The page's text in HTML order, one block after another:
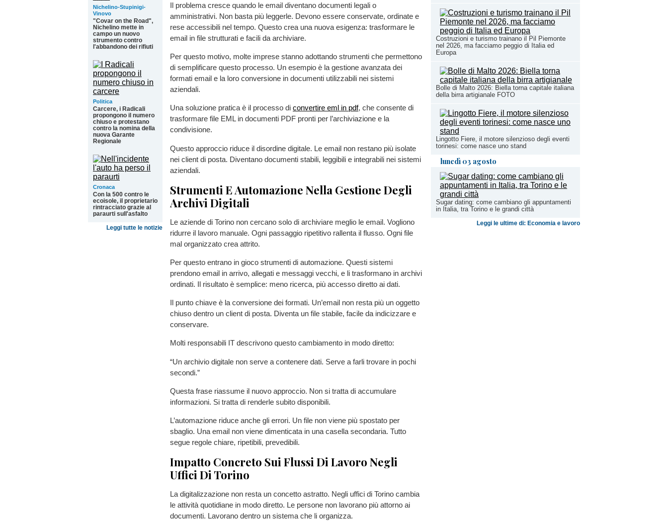
Costruzioni e turismo trainano il Pil Piemonte
nel 2026, ma facciamo peggio di Italia ed
Europa
Bolle di Malto 2026: Biella torna capitale italiana
della birra artigianale FOTO
Lingotto Fiere, il motore silenzioso degli eventi
torinesi: come nasce uno stand
lunedì 03 agosto
Sugar dating: come cambiano gli appuntamenti
in Italia, tra Torino e le grandi città
Leggi le ultime di: Economia e lavoro
Nichelino-Stupinigi-
Vinovo
"Covar on the Road",
Nichelino mette in
campo un nuovo
strumento contro
l'abbandono dei rifiuti
Politica
Carcere, i Radicali
propongono il numero
chiuso e protestano
contro la nomina della
nuova Garante
Regionale
Cronaca
Con la 500 contro le
ecoisole, il proprietario
rintracciato grazie al
paraurti sull'asfalto
Leggi tutte le notizie
Il problema cresce quando le email diventano documenti legali o
amministrativi. Non basta più leggerle. Devono essere conservate, ordinate e
rese accessibili nel tempo. Questo crea una nuova esigenza: trasformare le
email in file strutturati e facili da archiviare.
Per questo motivo, molte imprese stanno adottando strumenti che permettono
di semplificare questo processo. Un esempio è la gestione avanzata dei
formati email e la loro conversione in documenti utilizzabili nei sistemi
aziendali.
Una soluzione pratica è il processo di convertire eml in pdf, che consente di
trasformare file EML in documenti PDF pronti per l’archiviazione e la
condivisione.
Questo approccio riduce il disordine digitale. Le email non restano più isolate
nei client di posta. Diventano documenti stabili, leggibili e integrabili nei sistemi
aziendali.
Strumenti E Automazione Nella Gestione Degli
Archivi Digitali
Le aziende di Torino non cercano solo di archiviare meglio le email. Vogliono
ridurre il lavoro manuale. Ogni passaggio ripetitivo rallenta il flusso. Ogni file
mal organizzato crea attrito.
Per questo entrano in gioco strumenti di automazione. Questi sistemi
prendono email in arrivo, allegati e messaggi vecchi, e li trasformano in archivi
ordinati. Il risultato è semplice: meno ricerca, più accesso diretto ai dati.
Il punto chiave è la conversione dei formati. Un’email non resta più un oggetto
chiuso dentro un client di posta. Diventa un file stabile, facile da indicizzare e
conservare.
Molti responsabili IT descrivono questo cambiamento in modo diretto:
“Un archivio digitale non serve a contenere dati. Serve a farli trovare in pochi
secondi.”
Questa frase riassume il nuovo approccio. Non si tratta di accumulare
informazioni. Si tratta di renderle subito disponibili.
L’automazione riduce anche gli errori. Un file non viene più spostato per
sbaglio. Una email non viene dimenticata in una casella secondaria. Tutto
segue regole chiare, ripetibili, prevedibili.
Impatto Concreto Sui Flussi Di Lavoro Negli
Uffici Di Torino
La digitalizzazione non resta un concetto astratto. Negli uffici di Torino cambia
le attività quotidiane in modo diretto. Le persone non lavorano più attorno ai
documenti. Lavorano dentro un sistema che li organizza.